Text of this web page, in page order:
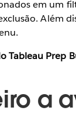
em um
Além
Tableau Prep
a